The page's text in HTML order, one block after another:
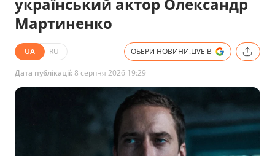
український актор Олександр
Мартиненко
UA RU ОБЕРИ НОВИНИ.LIVE В
Дата публікації:8 серпня 2026 19:29